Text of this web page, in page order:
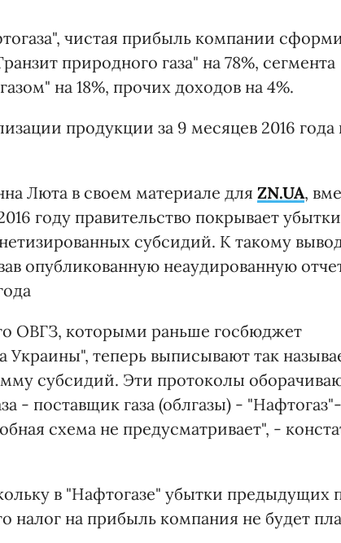
чистая прибыль компании
природного газа" на 78%, сегмента
на 18%, прочих доходов на 4%.
продукции за 9 месяцев 2016 года
Люта в своем материале для ZN.UA,
году правительство покрывает убытки
субсидий. К такому
опубликованную неаудированную
ОВГЗ, которыми раньше госбюджет
теперь выписывают так
субсидий. Эти протоколы
- поставщик газа (облгазы) - "Нафтогаз"-
схема не предусматривает", -
в "Нафтогазе" убытки предыдущих
налог на прибыль компания не будет